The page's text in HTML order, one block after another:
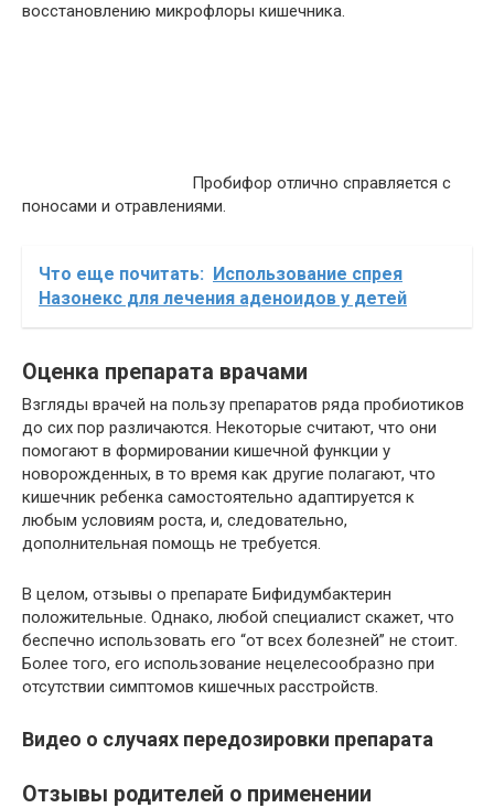
восстановлению микрофлоры кишечника.
Пробифор отлично справляется с
поносами и отравлениями.
Что еще почитать:
Использование спрея
Назонекс для лечения аденоидов у детей
Оценка препарата врачами
Взгляды врачей на пользу препаратов ряда пробиотиков
до сих пор различаются. Некоторые считают, что они
помогают в формировании кишечной функции у
новорожденных, в то время как другие полагают, что
кишечник ребенка самостоятельно адаптируется к
любым условиям роста, и, следовательно,
дополнительная помощь не требуется.
В целом, отзывы о препарате Бифидумбактерин
положительные. Однако, любой специалист скажет, что
беспечно использовать его “от всех болезней” не стоит.
Более того, его использование нецелесообразно при
отсутствии симптомов кишечных расстройств.
Видео о случаях передозировки препарата
Отзывы родителей о применении